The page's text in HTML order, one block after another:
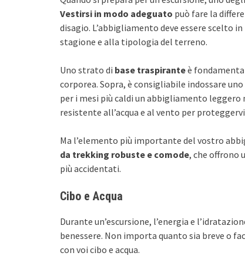
Vestirsi in modo adeguato può fare la
disagio. L’abbigliamento deve essere scelto
stagione e alla tipologia del terreno.
Uno strato di base traspiranteè
corporea. Sopra, è consigliabile indossare
per i mesi più caldi un abbigliamento
resistente all’acqua e al vento per
Ma l’elemento più importante del vostro
da trekking robuste e comode, che offrono
più accidentati.
Cibo e Acqua
Durante un’escursione, l’energia e
benessere. Non importa quanto sia breve o
con voi cibo e acqua.